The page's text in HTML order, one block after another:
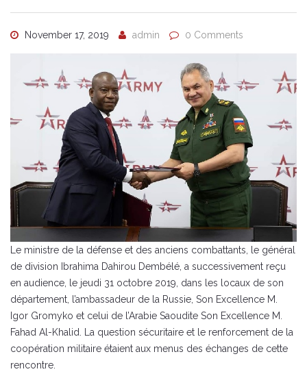
November 17, 2019 admin 0 Comments
Le ministre de la défense et des anciens combattants, le général
de division Ibrahima Dahirou Dembélé, a successivement reçu
en audience, le jeudi 31 octobre 2019, dans les locaux de son
département, l’ambassadeur de la Russie, Son Excellence M.
Igor Gromyko et celui de l’Arabie Saoudite Son Excellence M.
Fahad Al-Khalid. La question sécuritaire et le renforcement de la
coopération militaire étaient aux menus des échanges de cette
rencontre.